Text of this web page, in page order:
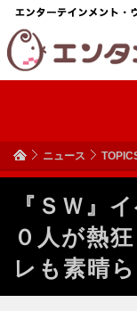
ニュース
『ＳＷ』
０人が熱
レも素晴